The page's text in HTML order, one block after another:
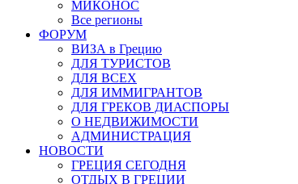
МИКОНОС
Все регионы
ФОРУМ
ВИЗА в Грецию
ДЛЯ ТУРИСТОВ
ДЛЯ ВСЕХ
ДЛЯ ИММИГРАНТОВ
ДЛЯ ГРЕКОВ ДИАСПОРЫ
О НЕДВИЖИМОСТИ
АДМИНИСТРАЦИЯ
НОВОСТИ
ГРЕЦИЯ СЕГОДНЯ
ОТДЫХ В ГРЕЦИИ